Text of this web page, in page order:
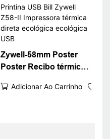
USB
Zywell-58mm Poster
Poster Recibo térmico
Z58-II Impressora
Adicionar Ao Carrinho